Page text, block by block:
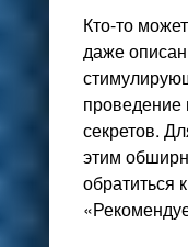
Кто-то
даже
проведение
секретов.
этим
обратиться